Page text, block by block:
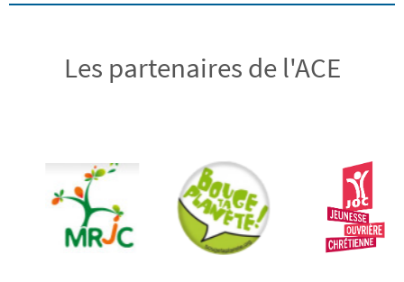
Les partenaires de l'ACE